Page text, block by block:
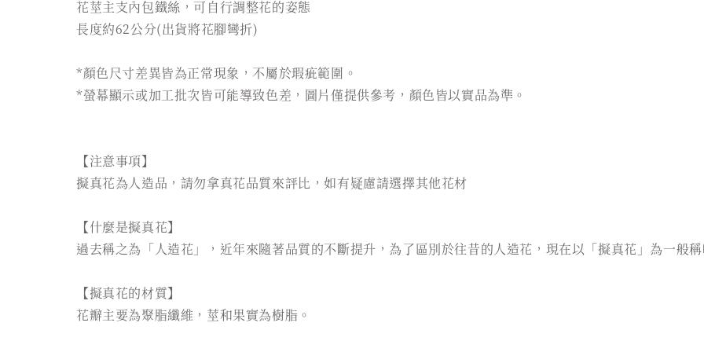
花莖主支內包鐵絲，可自行調整花的姿態
長度約62公分(出貨將花腳彎折)
*顏色尺寸差異皆為正常現象，不屬於瑕疵範圍。
*螢幕顯示或加工批次皆可能導致色差，圖片僅提供參考，顏色皆以實品為準。
【注意事項】
擬真花為人造品，請勿拿真花品質來評比，如有疑慮請選擇其他花材
【什麼是擬真花】
過去稱之為「人造花」，近年來隨著品質的不斷提升，為了區別於往昔的人造花，現在以「擬真花」為一般
【擬真花的材質】
花瓣主要為聚脂纖維，莖和果實為樹脂。